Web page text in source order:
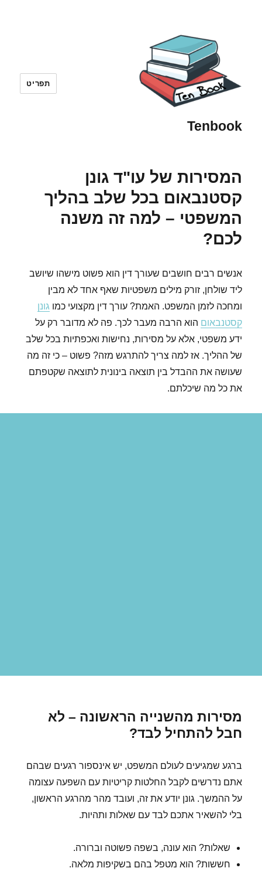
Tenbook
תפריט
המסירות של עו"ד גונן
קסטנבאום בכל שלב בהליך
המשפטי – למה זה משנה
לכם?
אנשים רבים חושבים שעורך דין הוא פשוט מישהו שיושב
ליד שולחן, זורק מילים משפטיות שאף אחד לא מבין
ומחכה לזמן המשפט. האמת? עורך דין מקצועי כמו גונן
קסטנבאום הוא הרבה מעבר לכך. פה לא מדובר רק על
ידע משפטי, אלא על מסירות, נחישות ואכפתיות בכל שלב
של ההליך. אז למה צריך להתרגש מזה? פשוט – כי זה מה
שעושה את ההבדל בין תוצאה בינונית לתוצאה שקטפתם
את כל מה שיכלתם.
מסירות מהשנייה הראשונה – לא
חבל להתחיל לבד?
ברגע שמגיעים לעולם המשפט, יש אינספור רגעים שבהם
אתם נדרשים לקבל החלטות קריטיות עם השפעה עצומה
על ההמשך. גונן יודע את זה, ועובד מהר מהרגע הראשון,
בלי להשאיר אתכם לבד עם שאלות ותהיות.
שאלות? הוא עונה, בשפה פשוטה וברורה.
חששות? הוא מטפל בהם בשקיפות מלאה.